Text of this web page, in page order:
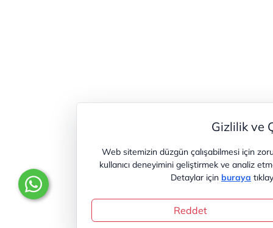
Gizlilik ve
Web sitemizin düzgün çalışabilmesi için
kullanıcı deneyimini geliştirmek ve analiz
Detaylar için buraya
Reddet